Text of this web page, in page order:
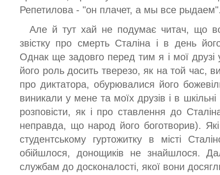
Репетилова - "он плачет, а мы все
Але й тут хай не подумає читач, що
звістку про смерть Сталіна і в день
Однак ще задовго перед тим я і мої друзі
його роль досить тверезо, як на той час,
про диктатора, обурювалися його
виникали у мене та моїх друзів і в
розповісти, як і про ставлення до
неправда, що народ його боготворив).
студентському гуртожитку в місті
обійшлося, донощиків не знайшлося.
службам до досконалості, якої вони